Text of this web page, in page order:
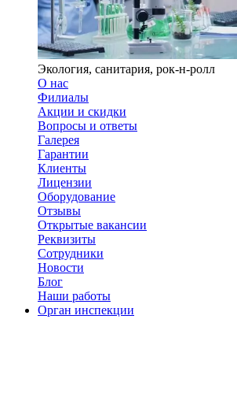
Экология, санитария, рок-н-ролл
О нас
Филиалы
Акции и скидки
Вопросы и ответы
Галерея
Гарантии
Клиенты
Лицензии
Оборудование
Отзывы
Открытые вакансии
Реквизиты
Сотрудники
Новости
Блог
Наши работы
Орган инспекции